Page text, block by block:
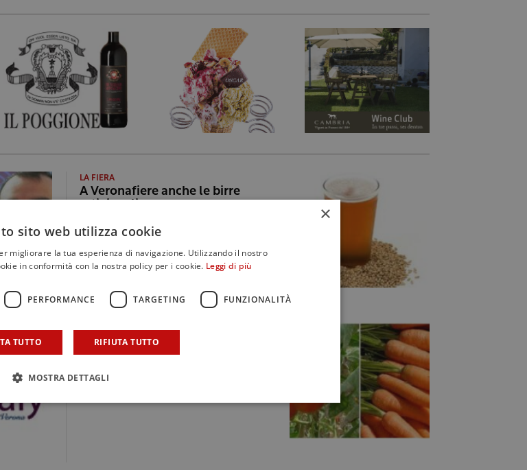
LA FIERA
A Veronafiere anche le birre
LA FIERA
Il Born in Sicily alla Fruit Logistic
di Berlino
×
sito web utilizza cookie
migliorare la tua esperienza di navigazione. Utilizzando il nostro
in conformità con la nostra policy per i cookie. Leggi di più
PERFORMANCE TARGETING FUNZIONALITÀ
TUTTO RIFIUTA TUTTO
MOSTRA DETTAGLI